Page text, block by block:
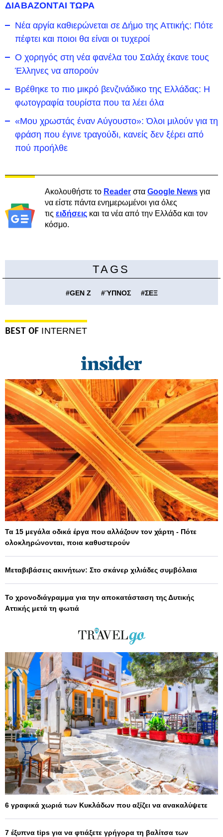
ΔΙΑΒΑΖΟΝΤΑΙ ΤΩΡΑ
Νέα αργία καθιερώνεται σε Δήμο της Αττικής: Πότε
πέφτει και ποιοι θα είναι οι τυχεροί
Ο χορηγός στη νέα φανέλα του Σαλάχ έκανε τους
Έλληνες να απορούν
Βρέθηκε το πιο μικρό βενζινάδικο της Ελλάδας: Η
φωτογραφία τουρίστα που τα λέει όλα
«Μου χρωστάς έναν Αύγουστο»: Όλοι μιλούν για τη
φράση που έγινε τραγούδι, κανείς δεν ξέρει από
πού προήλθε
Ακολουθήστε το Reader στα Google News για
να είστε πάντα ενημερωμένοι για όλες
τις ειδήσεις και τα νέα από την Ελλάδα και τον
κόσμο.
TAGS
#GEN Z #ΎΠΝΟΣ #ΣΕΞ
BEST OF INTERNET
Τα 15 μεγάλα οδικά έργα που αλλάζουν τον χάρτη - Πότε
ολοκληρώνονται, ποια καθυστερούν
Μεταβιβάσεις ακινήτων: Στο σκάνερ χιλιάδες συμβόλαια
Το χρονοδιάγραμμα για την αποκατάσταση της Δυτικής
Αττικής μετά τη φωτιά
6 γραφικά χωριά των Κυκλάδων που αξίζει να ανακαλύψετε
7 έξυπνα tips για να φτιάξετε γρήγορα τη βαλίτσα των